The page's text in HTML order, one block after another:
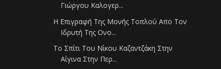
Γιώργου Καλογερ...
Η Επιγραφή Της Μονής Τοπλού Απο Τον
Ιδρυτή Της Ονο...
Το Σπίτι Του Νίκου Καζαντζάκη Στην
Αίγινα Στην Περ...